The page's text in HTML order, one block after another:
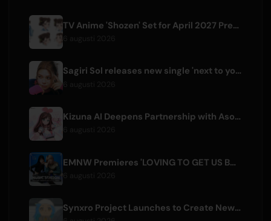
TV Anime 'Shozen' Set for April 2027 Premiere on Fuji TV
Sagiri Sol releases new single 'next to your love' after hiatus
Kizuna AI Deepens Partnership with Asobisystem Ahead of 10th Anniversary World Tour
EMNW Premieres 'LOVING TO GET US BY' Music Video on August 7
Synxro Project Launches to Create New IP from Fictional Anime Openings